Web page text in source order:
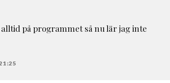
på programmet så nu lär jag inte